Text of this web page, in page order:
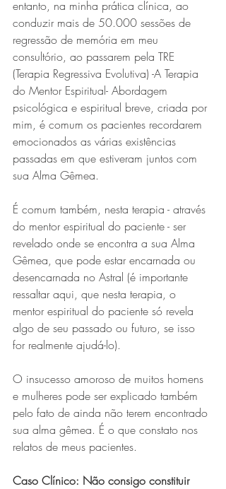
entanto, na minha prática clínica, ao
conduzir mais de 50.000 sessões de
regressão de memória em meu
consultório, ao passarem pela TRE
(Terapia Regressiva Evolutiva) -A Terapia
do Mentor Espiritual- Abordagem
psicológica e espiritual breve, criada por
mim, é comum os pacientes recordarem
emocionados as várias existências
passadas em que estiveram juntos com
sua Alma Gêmea.
É comum também, nesta terapia - através
do mentor espiritual do paciente - ser
revelado onde se encontra a sua Alma
Gêmea, que pode estar encarnada ou
desencarnada no Astral (é importante
ressaltar aqui, que nesta terapia, o
mentor espiritual do paciente só revela
algo de seu passado ou futuro, se isso
for realmente ajudá-lo).
O insucesso amoroso de muitos homens
e mulheres pode ser explicado também
pelo fato de ainda não terem encontrado
sua alma gêmea. É o que constato nos
relatos de meus pacientes.
Caso Clínico: Não consigo constituir